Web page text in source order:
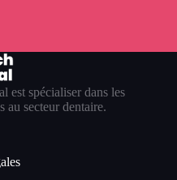
est spécialiser dans les
secteur dentaire.